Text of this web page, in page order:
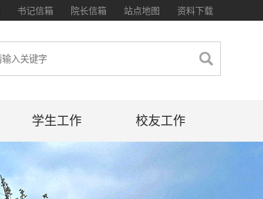
资料下载
站点地图
院长信箱
书记信箱
学生工作 校友工作